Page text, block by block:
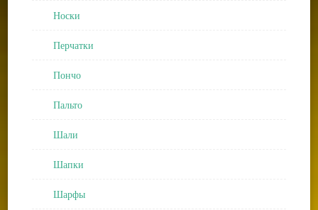
Носки
Перчатки
Пончо
Пальто
Шали
Шапки
Шарфы